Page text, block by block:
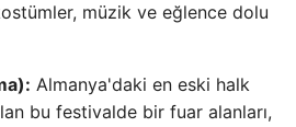
müzik ve eğlence dolu
Almanya'daki en eski halk
bu festivalde bir fuar alanları,